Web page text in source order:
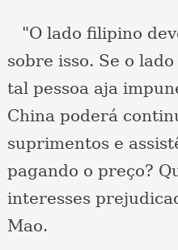
"O lado filipino
sobre isso. Se o
tal pessoa aja
China poderá
suprimentos e
pagando o preço?
interesses
Mao.